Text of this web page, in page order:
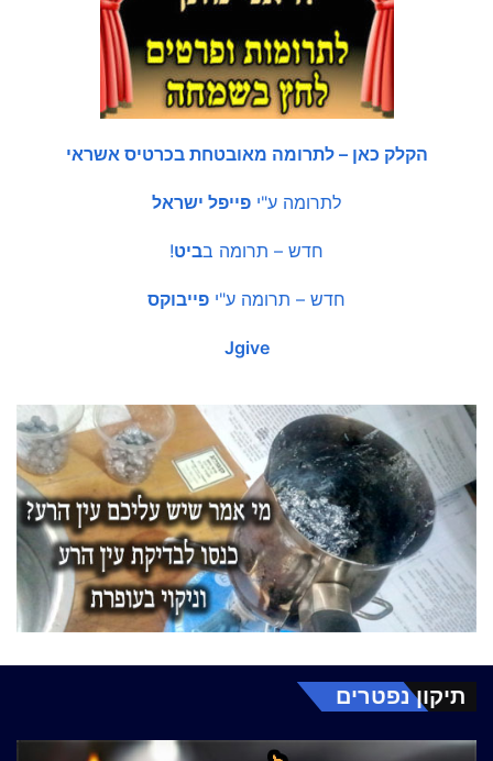
הקלק כאן – לתרומה מאובטחת בכרטיס אשראי
לתרומה ע"י פייפל ישראל
חדש – תרומה בביט!
חדש – תרומה ע"י פייבוקס
Jgive
תיקון נפטרים